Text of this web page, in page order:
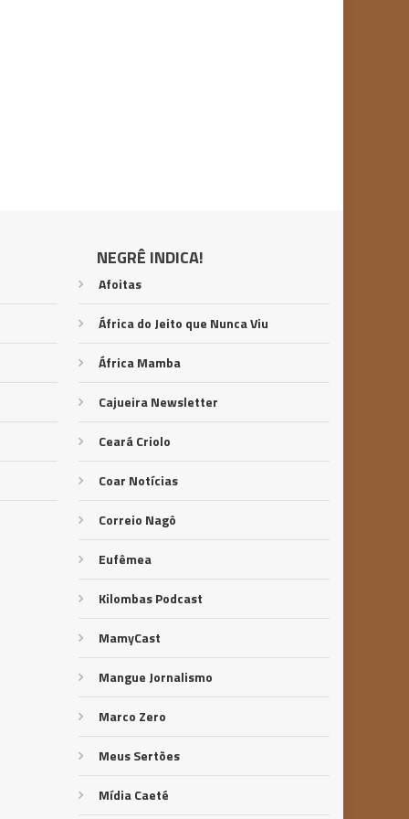
NEGRÊ INDICA!
Afoitas
África do Jeito que Nunca Viu
África Mamba
Cajueira Newsletter
Ceará Criolo
Coar Notícias
Correio Nagô
Eufêmea
Kilombas Podcast
MamyCast
Mangue Jornalismo
Marco Zero
Meus Sertões
Mídia Caeté